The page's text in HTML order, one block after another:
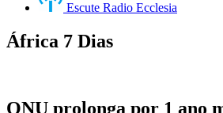
Escute Radio Ecclesia
África 7 Dias
ONU prolonga por 1 ano